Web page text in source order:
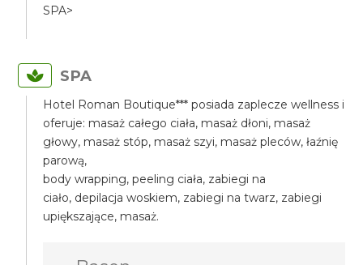
SPA>
SPA
Hotel Roman Boutique*** posiada zaplecze wellness i
oferuje: masaż całego ciała, masaż dłoni, masaż
głowy, masaż stóp, masaż szyi, masaż pleców, łaźnię
parową,
body wrapping, peeling ciała, zabiegi na
ciało, depilacja woskiem, zabiegi na twarz, zabiegi
upiększające, masaż.